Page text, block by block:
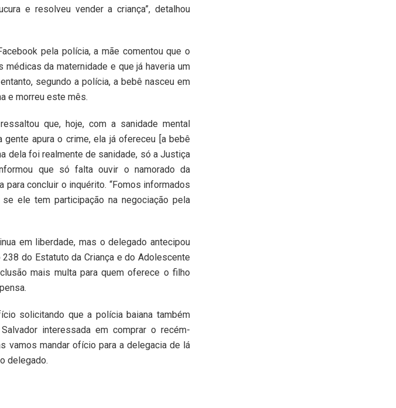
e resolveu vender a criança”, detalhou
pela polícia, a mãe comentou que o
da maternidade e que já haveria um
segundo a polícia, a bebê nasceu em
e morreu este mês.
que, hoje, com a sanidade mental
gente apura o crime, ela já ofereceu [a bebê
dela foi realmente de sanidade, só a Justiça
que só falta ouvir o namorado da
concluir o inquérito. “Fomos informados
ele tem participação na negociação pela
em liberdade, mas o delegado antecipou
do Estatuto da Criança e do Adolescente
mais multa para quem oferece o filho
solicitando que a polícia baiana também
interessada em comprar o recém-
vamos mandar ofício para a delegacia de lá
delegado.